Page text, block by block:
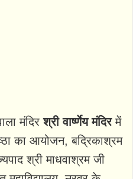
मंदिरश्री वार्ष्णेय मंदिरमें
का आयोजन, बद्रिकाश्रम
श्री माधवाश्रम जी